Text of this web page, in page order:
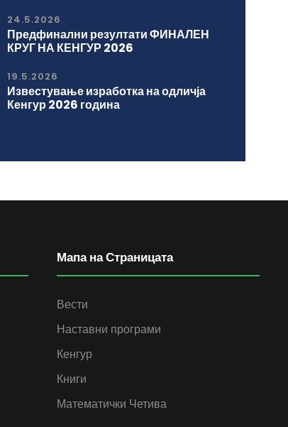
24.5.2026
Предфинални резултати ФИНАЛЕН
КРУГ НА КЕНГУР 2026
19.5.2026
Известување изработка на одличја
Кенгур 2026 година
Мапа на Страницата
Вести
Наставни програми
Кенгур
Книги
Математички Четива